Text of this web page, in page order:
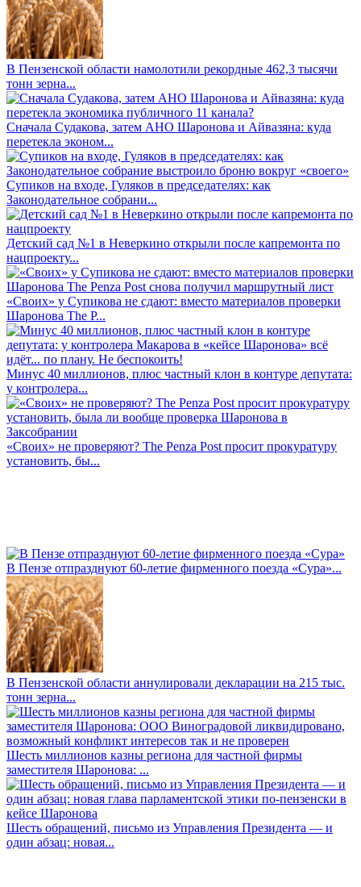
В Пензенской области намолотили рекордные 462,3 тысячи
тонн зерна...
Сначала Судакова, затем АНО Шаронова и Айвазяна: куда
перетекла эконом...
Супиков на входе, Гуляков в председателях: как
Законодательное собрани...
Детский сад №1 в Неверкино открыли после капремонта по
нацпроекту...
«Своих» у Супикова не сдают: вместо материалов проверки
Шаронова The P...
Минус 40 миллионов, плюс частный клон в контуре депутата:
у контролера...
«Своих» не проверяют? The Penza Post просит прокуратуру
установить, бы...
В Пензе отпразднуют 60-летие фирменного поезда «Сура»...
В Пензенской области аннулировали декларации на 215 тыс.
тонн зерна...
Шесть миллионов казны региона для частной фирмы
заместителя Шаронова: ...
Шесть обращений, письмо из Управления Президента — и
один абзац: новая...